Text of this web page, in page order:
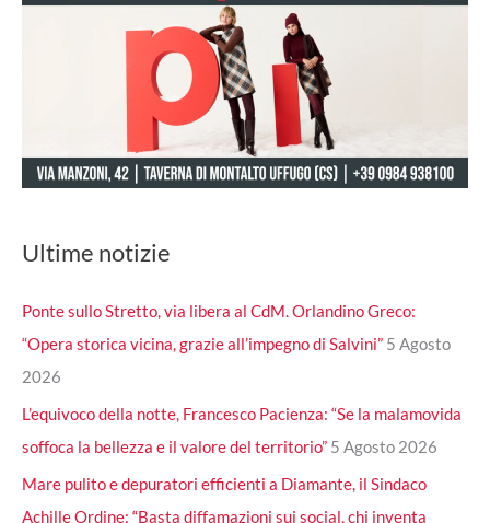
Ultime notizie
Ponte sullo Stretto, via libera al CdM. Orlandino Greco:
“Opera storica vicina, grazie all’impegno di Salvini” 5 Agosto
2026
L’equivoco della notte, Francesco Pacienza: “Se la malamovida
soffoca la bellezza e il valore del territorio” 5 Agosto 2026
Mare pulito e depuratori efficienti a Diamante, il Sindaco
Achille Ordine: “Basta diffamazioni sui social, chi inventa